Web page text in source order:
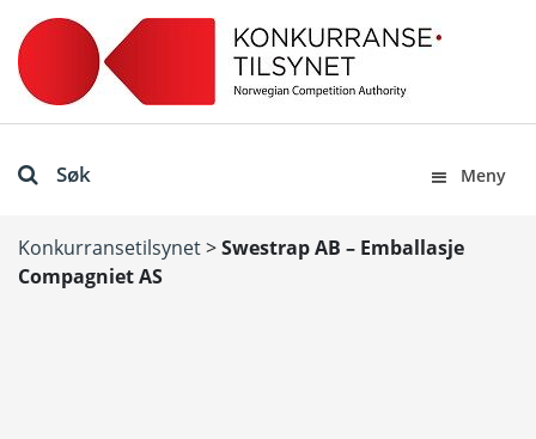
Søk Meny
Konkurransetilsynet>Swestrap AB – Emballasje
Compagniet AS